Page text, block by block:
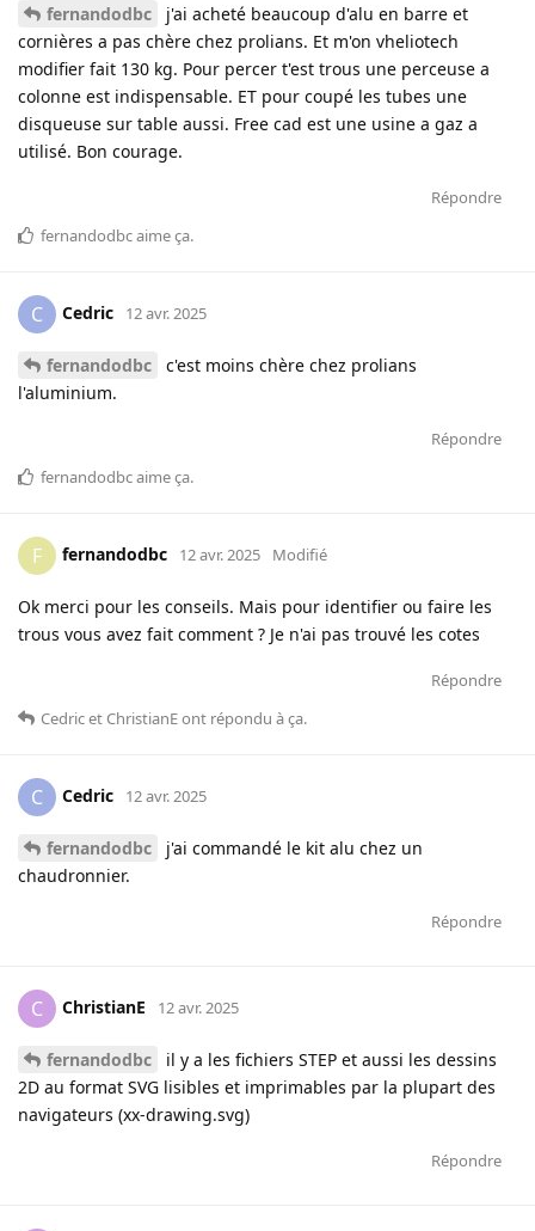
fernandodbc
j'ai acheté beaucoup d'alu en barre et
cornières a pas chère chez prolians. Et m'on vheliotech
modifier fait 130 kg. Pour percer t'est trous une perceuse a
colonne est indispensable. ET pour coupé les tubes une
disqueuse sur table aussi. Free cad est une usine a gaz a
utilisé. Bon courage.
Répondre
fernandodbcaime ça.
C Cedric 12 avr. 2025
fernandodbc
c'est moins chère chez prolians
l'aluminium.
Répondre
fernandodbcaime ça.
F fernandodbc 12 avr. 2025 Modifié
Ok merci pour les conseils. Mais pour identifier ou faire les
trous vous avez fait comment ? Je n'ai pas trouvé les cotes
Répondre
Cedricet ChristianEont répondu à ça.
C Cedric 12 avr. 2025
fernandodbc
j'ai commandé le kit alu chez un
chaudronnier.
Répondre
C ChristianE 12 avr. 2025
fernandodbc
il y a les fichiers STEP et aussi les dessins
2D au format SVG lisibles et imprimables par la plupart des
navigateurs (xx-drawing.svg)
Répondre